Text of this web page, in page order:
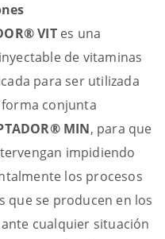
VIT es una
de vitaminas
para ser utilizada
conjunta
MIN, para que
impidiendo
los procesos
que se producen en los
cualquier situación